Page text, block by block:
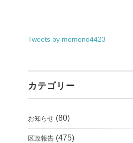
Tweets by momono4423
カテゴリー
お知らせ (80)
区政報告 (475)